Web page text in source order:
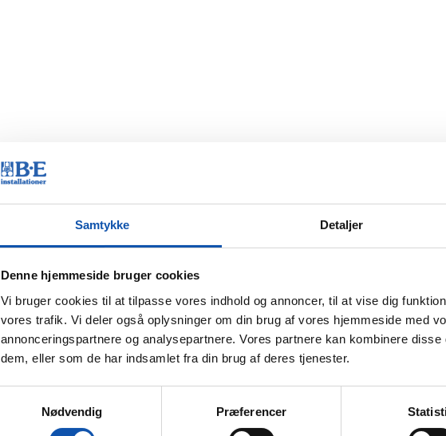
Samtykke Detaljer
Denne hjemmeside bruger cookies
Vi bruger cookies til at tilpasse vores indhold og annoncer, til at vise dig
vores trafik. Vi deler også oplysninger om din brug af vores hjemmeside med
annonceringspartnere og analysepartnere. Vores partnere kan kombinere
dem, eller som de har indsamlet fra din brug af deres tjenester.
Nødvendig
Præferencer